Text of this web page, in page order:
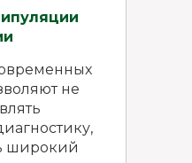
не
широкий